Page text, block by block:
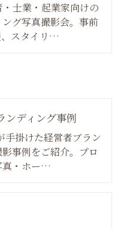
士業・起業家向けの
ング写真撮影会。事前
スタイリ…
ンディング事例
掛けた経営者ブラン
事例をご紹介。プロ
真・ホー…